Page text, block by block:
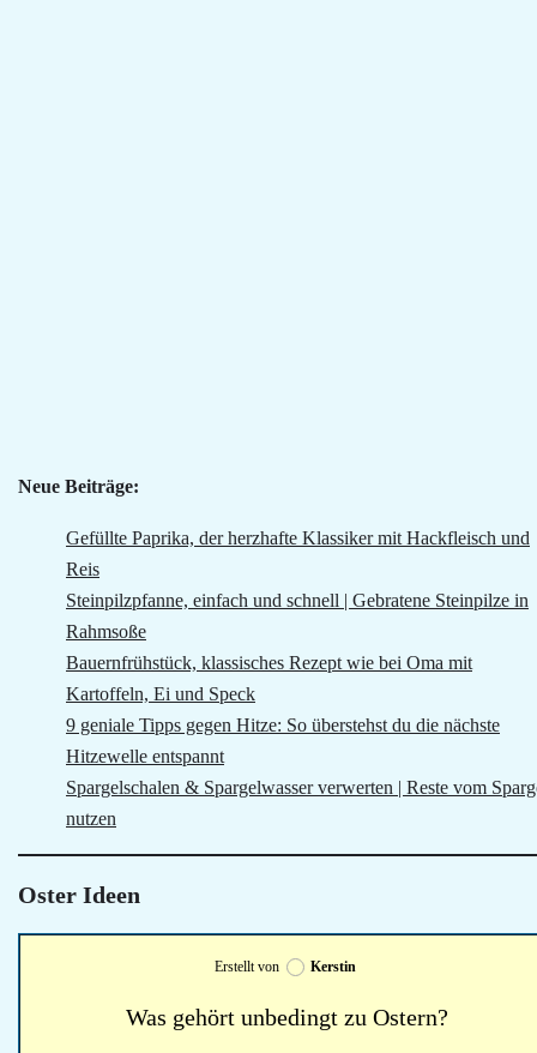
Neue Beiträge:
Gefüllte Paprika, der herzhafte Klassiker mit Hackfleisch und
Reis
Steinpilzpfanne, einfach und schnell | Gebratene Steinpilze in
Rahmsoße
Bauernfrühstück, klassisches Rezept wie bei Oma mit
Kartoffeln, Ei und Speck
9 geniale Tipps gegen Hitze: So überstehst du die nächste
Hitzewelle entspannt
Spargelschalen & Spargelwasser verwerten | Reste vom
nutzen
Oster Ideen
Erstellt von Kerstin
Was gehört unbedingt zu Ostern?